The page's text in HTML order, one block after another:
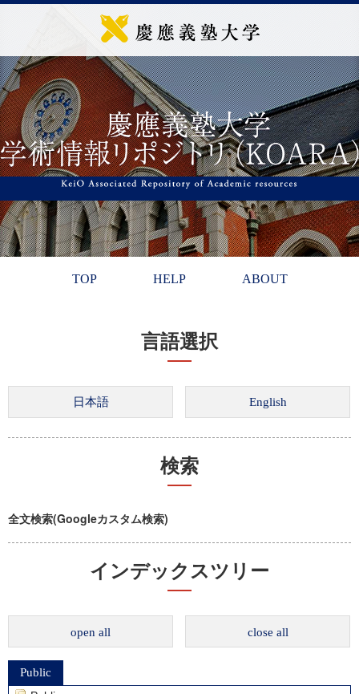
TOP HELP ABOUT
言語選択
検索
全文検索(Googleカスタム検索)
インデックスツリー
open all close all
Public